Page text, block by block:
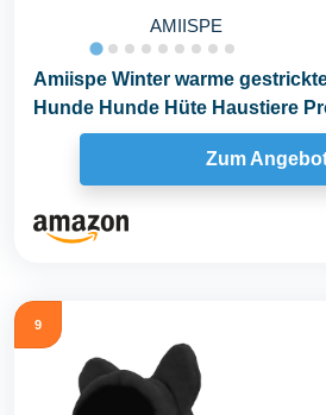
AMIISPE
Amiispe Winter warme
Hunde Hunde Hüte Haustiere
Zum
9